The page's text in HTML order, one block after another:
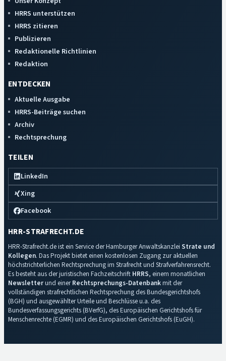
HRRS unterstützen
HRRS zitieren
Publizieren
Redaktionelle Richtlinien
Redaktion
ENTDECKEN
Aktuelle Ausgabe
HRRS-Beiträge suchen
Archiv
Rechtsprechung
TEILEN
LinkedIn
Xing
Facebook
HRR-STRAFRECHT.DE
HRR-Strafrecht.de ist ein Service der Hamburger Anwaltskanzlei Strate und
Kollegen. Das Projekt bietet einen kostenlosen Zugang zur aktuellen
höchstrichterlichen Rechtsprechung im Strafrecht und Strafverfahrensrecht.
Es besteht aus der juristischen Fachzeitschrift HRRS, einem monatlichen
Newsletterund einerRechtsprechungs-Datenbankmit der
vollständigen strafrechtlichen Rechtsprechung des Bundesgerichtshofs
(BGH) und ausgewählter Urteile und Beschlüsse u.a. des
Bundesverfassungsgerichts (BVerfG), des Europäischen Gerichtshofs für
Menschenrechte (EGMR) und des Europäischen Gerichtshofs (EuGH).